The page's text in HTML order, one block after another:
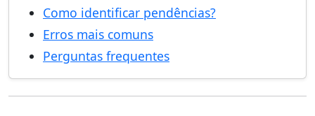
Como identificar pendências?
Erros mais comuns
Perguntas frequentes